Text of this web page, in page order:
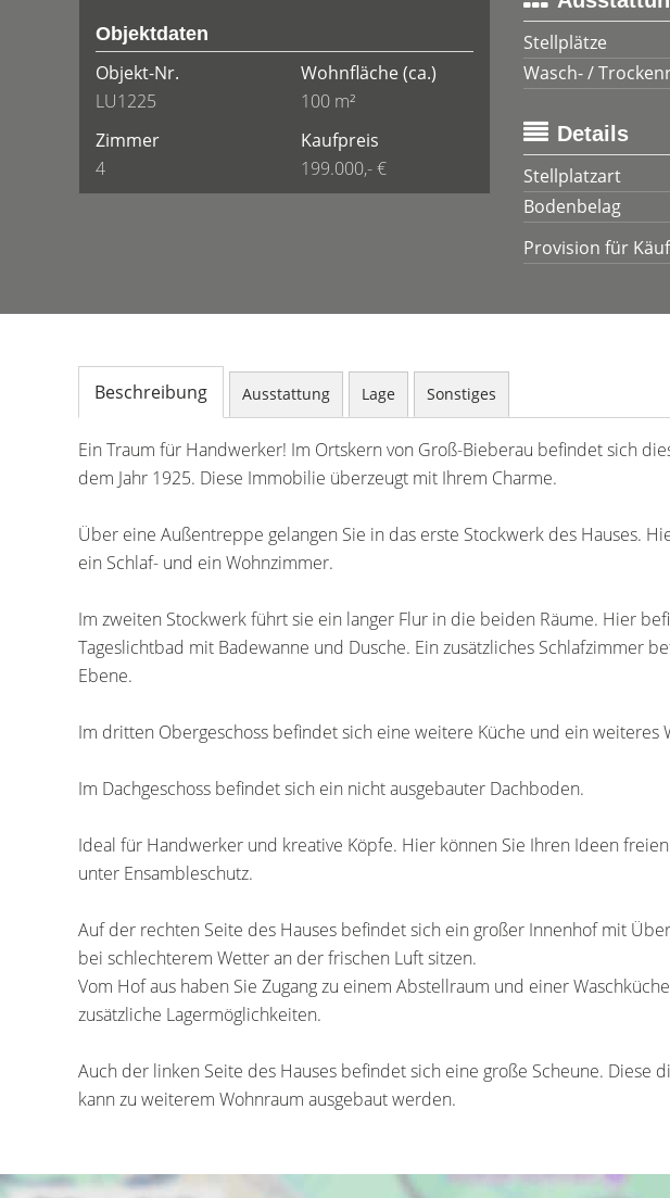
Objektdaten
Objekt-Nr.
LU1225
Wohnfläche(ca.)
100 m²
Zimmer
4
Kaufpreis
199.000,- €
Stellplätze
Wasch- /
Details
Stellplatzart
Bodenbelag
Provision für
Beschreibung Ausstattung Lage Sonstiges
Ein Traum für Handwerker! Im Ortskern von Groß-Bieberau befindet sich
dem Jahr 1925. Diese Immobilie überzeugt mit Ihrem Charme.
Über eine Außentreppe gelangen Sie in das erste Stockwerk des Hauses.
ein Schlaf- und ein Wohnzimmer.
Im zweiten Stockwerk führt sie ein langer Flur in die beiden Räume. Hier
Tageslichtbad mit Badewanne und Dusche. Ein zusätzliches Schlafzimmer
Ebene.
Im dritten Obergeschoss befindet sich eine weitere Küche und ein weiteres
Im Dachgeschoss befindet sich ein nicht ausgebauter Dachboden.
Ideal für Handwerker und kreative Köpfe. Hier können Sie Ihren Ideen
unter Ensambleschutz.
Auf der rechten Seite des Hauses befindet sich ein großer Innenhof mit
bei schlechterem Wetter an der frischen Luft sitzen.
Vom Hof aus haben Sie Zugang zu einem Abstellraum und einer
zusätzliche Lagermöglichkeiten.
Auch der linken Seite des Hauses befindet sich eine große Scheune. Diese
kann zu weiterem Wohnraum ausgebaut werden.